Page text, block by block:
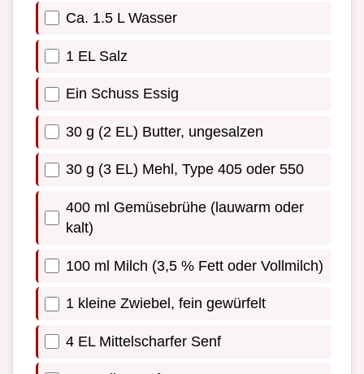
Ca. 1.5 L Wasser
1 EL Salz
Ein Schuss Essig
30 g (2 EL) Butter, ungesalzen
30 g (3 EL) Mehl, Type 405 oder 550
400 ml Gemüsebrühe (lauwarm oder
kalt)
100 ml Milch (3,5 % Fett oder Vollmilch)
1 kleine Zwiebel, fein gewürfelt
4 EL Mittelscharfer Senf